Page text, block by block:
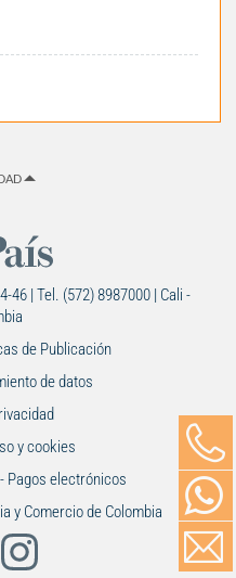
46 | Tel. (572) 8987000 | Cali -
de Publicación
de datos
y cookies
Pagos electrónicos
y Comercio de Colombia